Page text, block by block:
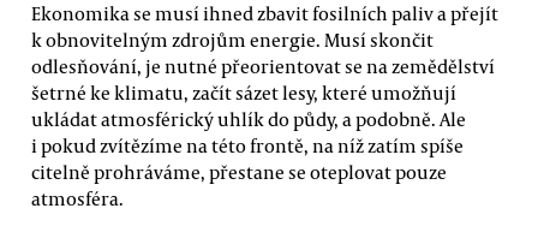
Ekonomika se musí ihned zbavit fosilních paliv a přejít
k obnovitelným zdrojům energie. Musí skončit
odlesňování, je nutné přeorientovat se na zemědělství
šetrné ke klimatu, začít sázet lesy, které umožňují
ukládat atmosférický uhlík do půdy, a podobně. Ale
i pokud zvítězíme na této frontě, na níž zatím spíše
citelně prohráváme, přestane se oteplovat pouze
atmosféra.